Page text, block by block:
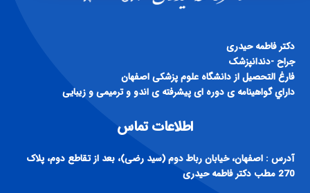
دكتر فاطمه حيدری
جراح -دندانپزشک
فارغ التحصيل از دانشگاه علوم پزشكی اصفهان
داراي گواهينامه ی دوره ای پيشرفته ی اندو و ترميمی و زيبايی
اطلاعات تماس
آدرس : اصفهان، خیابان رباط دوم (سید رضی)، بعد از تقاطع دوم، پلاک
270 مطب دکتر فاطمه حیدری